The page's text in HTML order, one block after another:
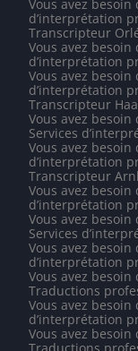
Vous avez besoin
d’interprétation
Transcripteur
Vous avez besoin
d’interprétation
Vous avez besoin
d’interprétation
Transcripteur
Vous avez besoin
Services
Vous avez besoin
d’interprétation
Transcripteur
Vous avez besoin
d’interprétation
Vous avez besoin
Services
Vous avez besoin
d’interprétation
Vous avez besoin
Traductions
Vous avez besoin
d’interprétation
Vous avez besoin
Traductions